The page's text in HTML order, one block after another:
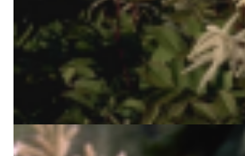
Geitenbaard
Aruncus dioicus